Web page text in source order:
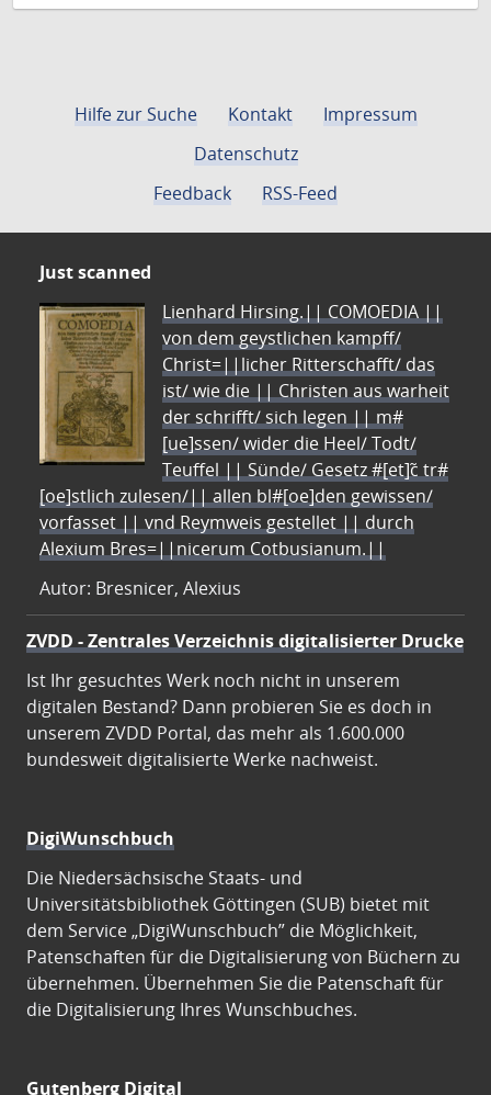
Hilfe zur Suche Kontakt
Impressum
Datenschutz
Feedback
RSS-Feed
Just scanned
Lienhard Hirsing.|| COMOEDIA ||
von dem geystlichen kampff/
Christ=||licher Ritterschafft/ das
ist/ wie die || Christen aus warheit
der schrifft/ sich legen || m#
[ue]ssen/ wider die Heel/ Todt/
Teuffel || Sünde/ Gesetz #[et]c̃ tr#
[oe]stlich zulesen/|| allen bl#[oe]den gewissen/
vorfasset || vnd Reymweis gestellet || durch
Alexium Bres=||nicerum Cotbusianum.||
Autor: Bresnicer, Alexius
ZVDD - Zentrales Verzeichnis digitalisierter Drucke
Ist Ihr gesuchtes Werk noch nicht in unserem
digitalen Bestand? Dann probieren Sie es doch in
unserem ZVDD Portal, das mehr als 1.600.000
bundesweit digitalisierte Werke nachweist.
DigiWunschbuch
Die Niedersächsische Staats- und
Universitätsbibliothek Göttingen (SUB) bietet mit
dem Service „DigiWunschbuch” die Möglichkeit,
Patenschaften für die Digitalisierung von Büchern zu
übernehmen. Übernehmen Sie die Patenschaft für
die Digitalisierung Ihres Wunschbuches.
Gutenberg Digital